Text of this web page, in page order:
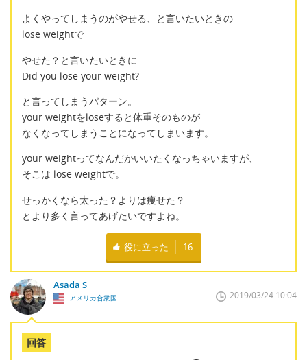
よくやってしまうのがやせる、と言いたいときの
lose weightで
やせた？と言いたいときに
Did you lose your weight?
と言ってしまうパターン。
your weightをloseすると体重そのものが
なくなってしまうことになってしまいます。
your weightってなんだかいいたくなっちゃいますが、
そこは lose weightで。
せっかくなら太った？よりは痩せた？
とより多く言ってあげたいですよね。
役に立った 16
Asada S
アメリカ合衆国 2019/03/24 10:04
回答